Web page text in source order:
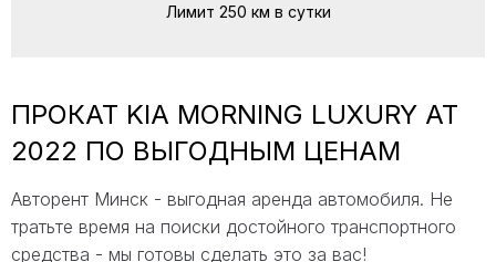
Лимит 250 км в сутки
ПРОКАТ KIA MORNING LUXURY AT
2022 ПО ВЫГОДНЫМ ЦЕНАМ
Авторент Минск - выгодная аренда автомобиля. Не
тратьте время на поиски достойного транспортного
средства - мы готовы сделать это за вас!